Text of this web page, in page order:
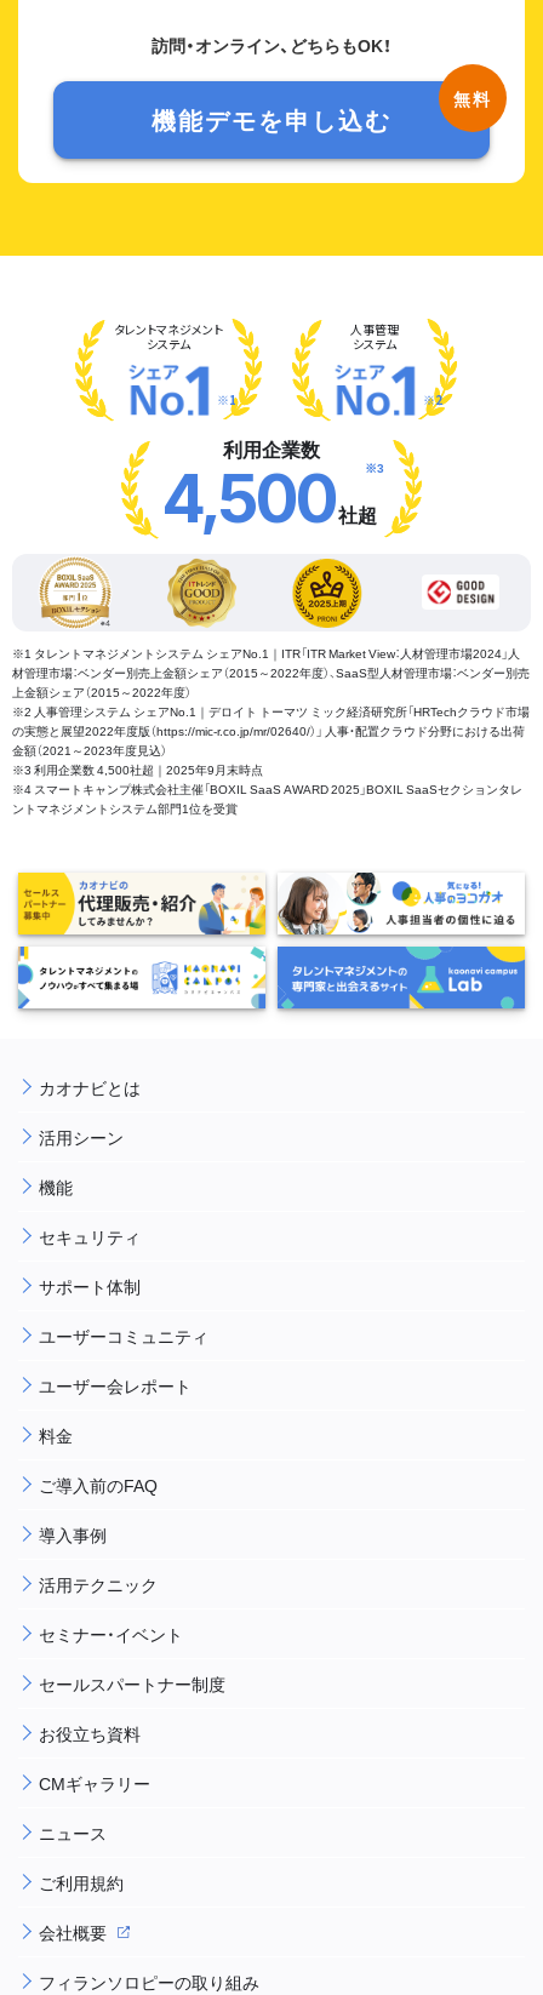
訪問・オンライン、どちらもOK！
機能デモを申し込む
タレントマネジメント
システム
※1
人事管理
システム
※2
利用企業数
4,500社超
※3
※1 タレントマネジメントシステム シェアNo.1｜ITR「ITR Market View：人材管理市場2024」人
材管理市場：ベンダー別売上金額シェア（2015～2022年度）、SaaS型人材管理市場：ベンダー別売
上金額シェア（2015～2022年度）
※2 人事管理システム シェアNo.1｜デロイト トーマツ ミック経済研究所「HRTechクラウド市場
の実態と展望2022年度版（https://mic-r.co.jp/mr/02640/）」 人事・配置クラウド分野における出荷
金額（2021～2023年度見込）
※3 利用企業数 4,500社超｜2025年9月末時点
※4 スマートキャンプ株式会社主催「BOXIL SaaS AWARD 2025」BOXIL SaaSセクションタレ
ントマネジメントシステム部門1位を受賞
カオナビとは
活用シーン
機能
セキュリティ
サポート体制
ユーザーコミュニティ
ユーザー会レポート
料金
ご導入前のFAQ
導入事例
活用テクニック
セミナー・イベント
セールスパートナー制度
お役立ち資料
CMギャラリー
ニュース
ご利用規約
会社概要
フィランソロピーの取り組み